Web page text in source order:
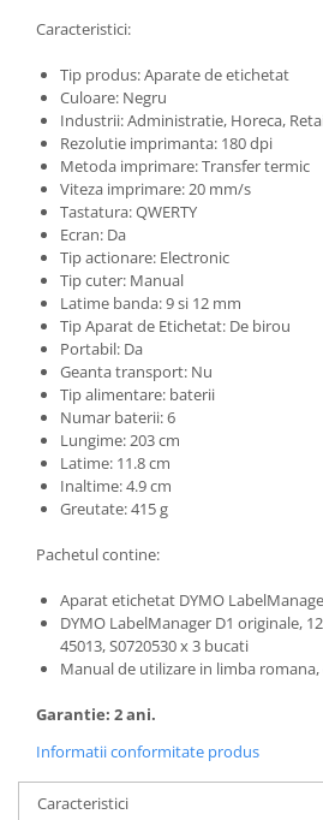
Caracteristici:
Tip produs: Aparate de etichetat
Culoare: Negru
Industrii: Administratie, Horeca,
Rezolutie imprimanta: 180 dpi
Metoda imprimare: Transfer termic
Viteza imprimare: 20 mm/s
Tastatura: QWERTY
Ecran: Da
Tip actionare: Electronic
Tip cuter: Manual
Latime banda: 9 si 12 mm
Tip Aparat de Etichetat: De birou
Portabil: Da
Geanta transport: Nu
Tip alimentare: baterii
Numar baterii: 6
Lungime: 203 cm
Latime: 11.8 cm
Inaltime: 4.9 cm
Greutate: 415 g
Pachetul contine:
Aparat etichetat DYMO
DYMO LabelManager D1 originale,
45013, S0720530 x 3 bucati
Manual de utilizare in limba
Garantie: 2 ani.
Informatii conformitate produs
Caracteristici